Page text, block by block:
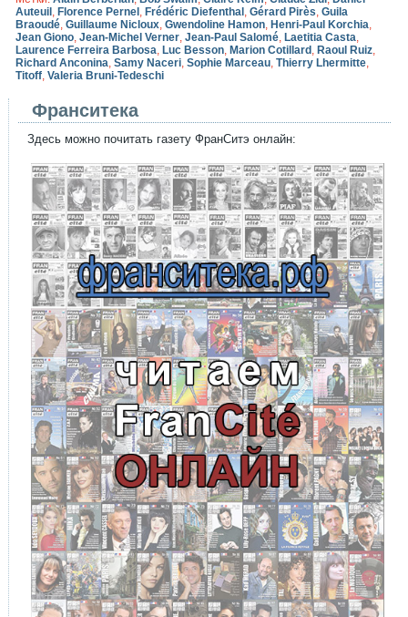
Auteuil , Florence Pernel , Frédéric Diefenthal ,Gérard Pirès,Guila
Braoudé,Guillaume Nicloux,Gwendoline Hamon, Henri-Paul Korchia,
Jean Giono,Jean-Michel Verner,Jean-Paul Salomé, Laetitia Casta,
Laurence Ferreira Barbosa, Luc Besson, Marion Cotillard , Raoul Ruiz,
Richard Anconina,Samy Naceri,Sophie Marceau,Thierry Lhermitte,
Titoff,Valeria Bruni-Tedeschi
Франситека
Здесь можно почитать газету ФранСитэ онлайн: